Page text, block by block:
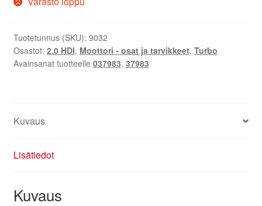
Tuotetunnus (SKU): 9032
Osastot: 2.0 HDI, Moottori - osat ja tarvikkeet, Turbo
Avainsanat tuotteelle 037983, 37983
Kuvaus
Lisätiedot
Kuvaus